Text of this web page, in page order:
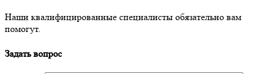
Наши квалифицированные специалисты обязательно вам
помогут.
Задать вопрос